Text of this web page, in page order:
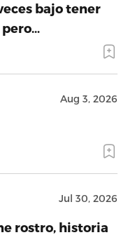
bajo tener
pero…
Aug 3, 2026
Jul 30, 2026
rostro, historia